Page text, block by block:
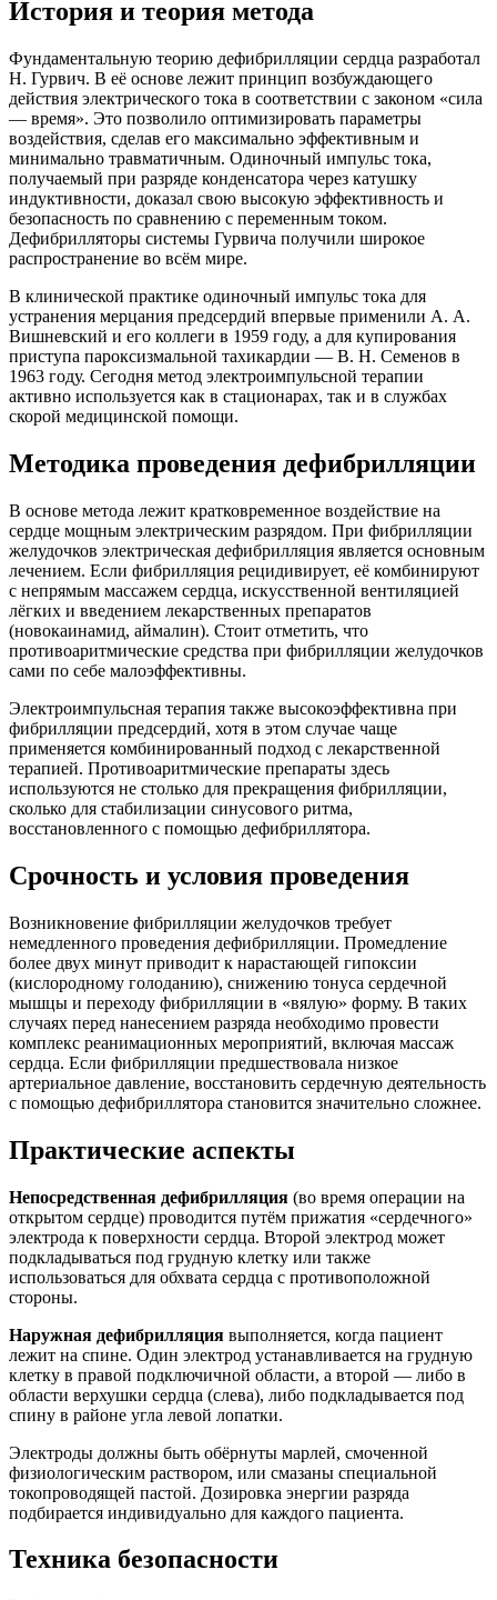
История и теория метода
Фундаментальную теорию дефибрилляции сердца разработал
Н. Гурвич. В её основе лежит принцип возбуждающего
действия электрического тока в соответствии с законом «сила
— время». Это позволило оптимизировать параметры
воздействия, сделав его максимально эффективным и
минимально травматичным. Одиночный импульс тока,
получаемый при разряде конденсатора через катушку
индуктивности, доказал свою высокую эффективность и
безопасность по сравнению с переменным током.
Дефибрилляторы системы Гурвича получили широкое
распространение во всём мире.
В клинической практике одиночный импульс тока для
устранения мерцания предсердий впервые применили А. А.
Вишневский и его коллеги в 1959 году, а для купирования
приступа пароксизмальной тахикардии — В. Н. Семенов в
1963 году. Сегодня метод электроимпульсной терапии
активно используется как в стационарах, так и в службах
скорой медицинской помощи.
Методика проведения дефибрилляции
В основе метода лежит кратковременное воздействие на
сердце мощным электрическим разрядом. При фибрилляции
желудочков электрическая дефибрилляция является основным
лечением. Если фибрилляция рецидивирует, её комбинируют
с непрямым массажем сердца, искусственной вентиляцией
лёгких и введением лекарственных препаратов
(новокаинамид, аймалин). Стоит отметить, что
противоаритмические средства при фибрилляции желудочков
сами по себе малоэффективны.
Электроимпульсная терапия также высокоэффективна при
фибрилляции предсердий, хотя в этом случае чаще
применяется комбинированный подход с лекарственной
терапией. Противоаритмические препараты здесь
используются не столько для прекращения фибрилляции,
сколько для стабилизации синусового ритма,
восстановленного с помощью дефибриллятора.
Срочность и условия проведения
Возникновение фибрилляции желудочков требует
немедленного проведения дефибрилляции. Промедление
более двух минут приводит к нарастающей гипоксии
(кислородному голоданию), снижению тонуса сердечной
мышцы и переходу фибрилляции в «вялую» форму. В таких
случаях перед нанесением разряда необходимо провести
комплекс реанимационных мероприятий, включая массаж
сердца. Если фибрилляции предшествовала низкое
артериальное давление, восстановить сердечную деятельность
с помощью дефибриллятора становится значительно сложнее.
Практические аспекты
Непосредственная дефибрилляция (во время операции на
открытом сердце) проводится путём прижатия «сердечного»
электрода к поверхности сердца. Второй электрод может
подкладываться под грудную клетку или также
использоваться для обхвата сердца с противоположной
стороны.
Наружная дефибрилляция выполняется, когда пациент
лежит на спине. Один электрод устанавливается на грудную
клетку в правой подключичной области, а второй — либо в
области верхушки сердца (слева), либо подкладывается под
спину в районе угла левой лопатки.
Электроды должны быть обёрнуты марлей, смоченной
физиологическим раствором, или смазаны специальной
токопроводящей пастой. Дозировка энергии разряда
подбирается индивидуально для каждого пациента.
Техника безопасности